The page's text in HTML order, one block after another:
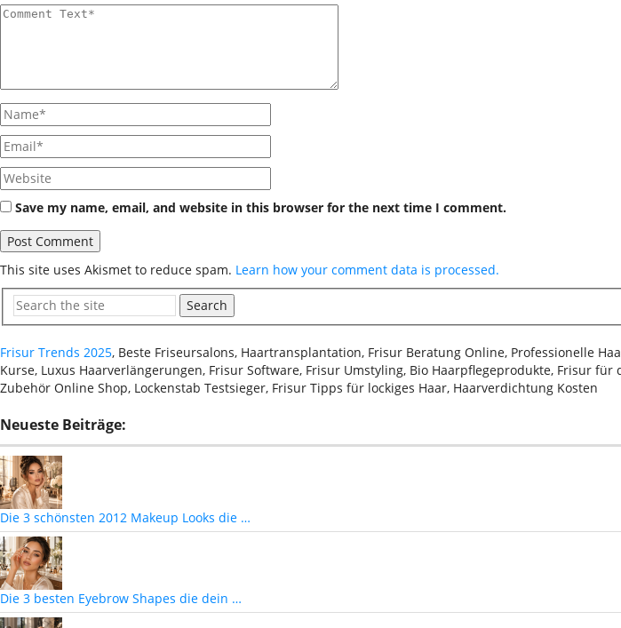
Save my name, email, and website in this browser for the next time I comment.
This site uses Akismet to reduce spam. Learn how your comment data is processed.
Search
Frisur Trends 2025, Beste Friseursalons, Haartransplantation, Frisur Beratung Online, Professionelle
Kurse, Luxus Haarverlängerungen, Frisur Software, Frisur Umstyling, Bio Haarpflegeprodukte, Frisur
Zubehör Online Shop, Lockenstab Testsieger, Frisur Tipps für lockiges Haar, Haarverdichtung Kosten
Neueste Beiträge:
Die 3 schönsten 2012 Makeup Looks die …
Die 3 besten Eyebrow Shapes die dein …